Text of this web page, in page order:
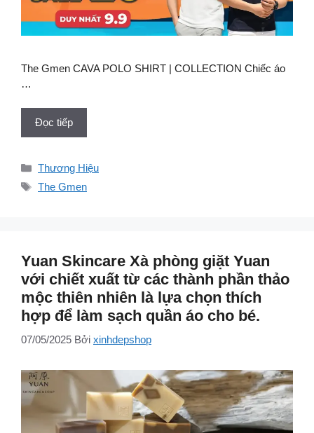
The Gmen CAVA POLO SHIRT | COLLECTION Chiếc áo
…
Đọc tiếp
Danh
mục
Thương Hiệu
Thẻ
The Gmen
Yuan Skincare Xà phòng giặt Yuan
với chiết xuất từ các thành phần thảo
mộc thiên nhiên là lựa chọn thích
hợp để làm sạch quần áo cho bé.
07/05/2025 Bởi xinhdepshop